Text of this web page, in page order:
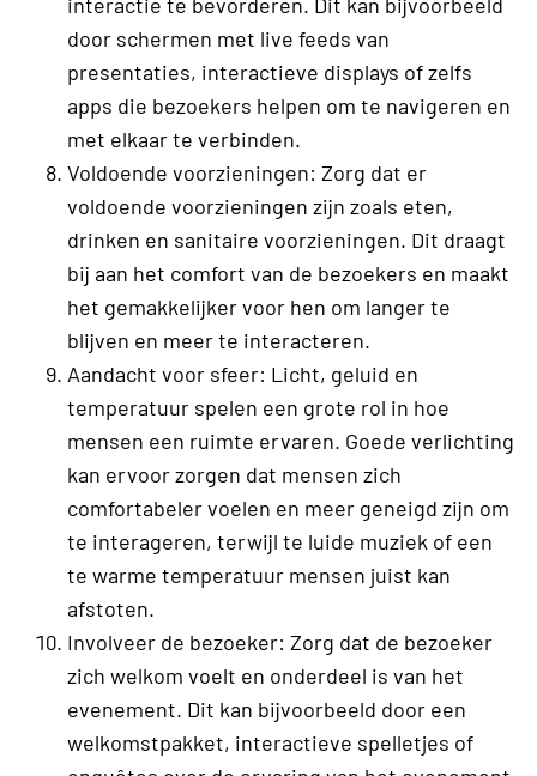
door schermen met live feeds van
presentaties, interactieve displays of zelfs
apps die bezoekers helpen om te navigeren en
met elkaar te verbinden.
Voldoende voorzieningen: Zorg dat er
voldoende voorzieningen zijn zoals eten,
drinken en sanitaire voorzieningen. Dit draagt
bij aan het comfort van de bezoekers en maakt
het gemakkelijker voor hen om langer te
blijven en meer te interacteren.
Aandacht voor sfeer: Licht, geluid en
temperatuur spelen een grote rol in hoe
mensen een ruimte ervaren. Goede verlichting
kan ervoor zorgen dat mensen zich
comfortabeler voelen en meer geneigd zijn om
te interageren, terwijl te luide muziek of een
te warme temperatuur mensen juist kan
afstoten.
Involveer de bezoeker: Zorg dat de bezoeker
zich welkom voelt en onderdeel is van het
evenement. Dit kan bijvoorbeeld door een
welkomstpakket, interactieve spelletjes of